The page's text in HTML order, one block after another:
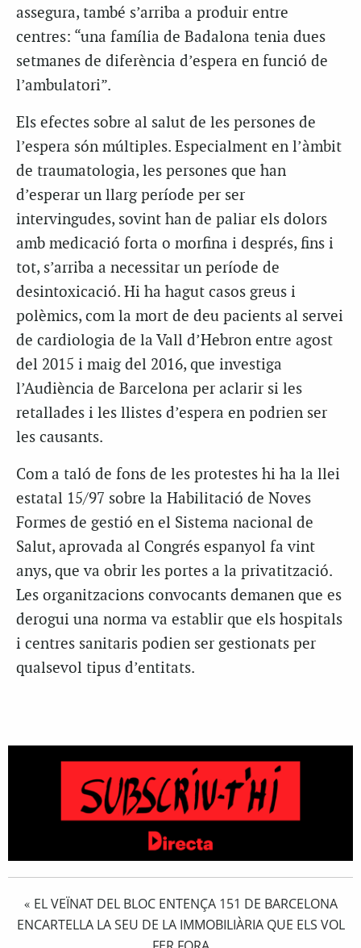
assegura, també s’arriba a produir entre
centres: “una família de Badalona tenia dues
setmanes de diferència d’espera en funció de
l’ambulatori”.
Els efectes sobre al salut de les persones de
l’espera són múltiples. Especialment en l’àmbit
de traumatologia, les persones que han
d’esperar un llarg període per ser
intervingudes, sovint han de paliar els dolors
amb medicació forta o morfina i després, fins i
tot, s’arriba a necessitar un període de
desintoxicació. Hi ha hagut casos greus i
polèmics, com la mort de deu pacients al servei
de cardiologia de la Vall d’Hebron entre agost
del 2015 i maig del 2016, que investiga
l’Audiència de Barcelona per aclarir si les
retallades i les llistes d’espera en podrien ser
les causants.
Com a taló de fons de les protestes hi ha la llei
estatal 15/97 sobre la Habilitació de Noves
Formes de gestió en el Sistema nacional de
Salut, aprovada al Congrés espanyol fa vint
anys, que va obrir les portes a la privatització.
Les organitzacions convocants demanen que es
derogui una norma va establir que els hospitals
i centres sanitaris podien ser gestionats per
qualsevol tipus d’entitats.
« EL VEÏNAT DEL BLOC ENTENÇA 151 DE BARCELONA
ENCARTELLA LA SEU DE LA IMMOBILIÀRIA QUE ELS VOL